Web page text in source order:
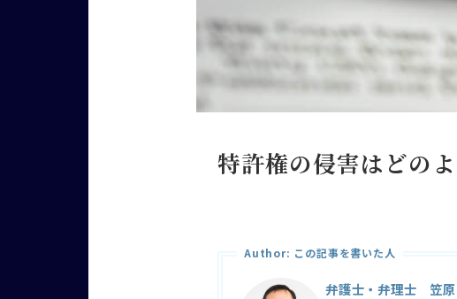
特許権の侵害はどの
Author: この記事を書いた人
弁護士・弁理士 笠